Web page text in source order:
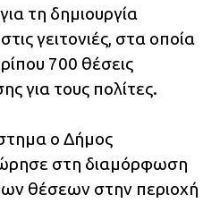
τη δημιουργία
γειτονιές, στα οποία
700 θέσεις
για τους πολίτες.
ο Δήμος
στη διαμόρφωση
θέσεων στην περιοχή